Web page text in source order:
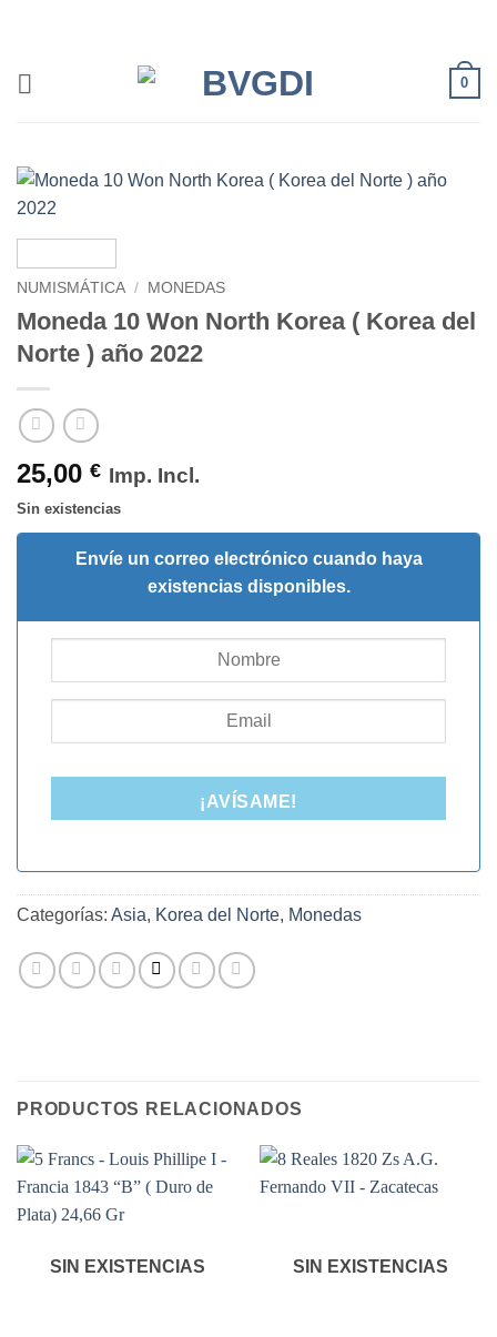
0
NUMISMÁTICA / MONEDAS
Moneda 10 Won North Korea ( Korea del
Norte ) año 2022
25,00 € Imp. Incl.
Sin existencias
Envíe un correo electrónico cuando haya
existencias disponibles.
¡AVÍSAME!
Categorías: Asia, Korea del Norte, Monedas
PRODUCTOS RELACIONADOS
SIN EXISTENCIAS SIN EXISTENCIAS